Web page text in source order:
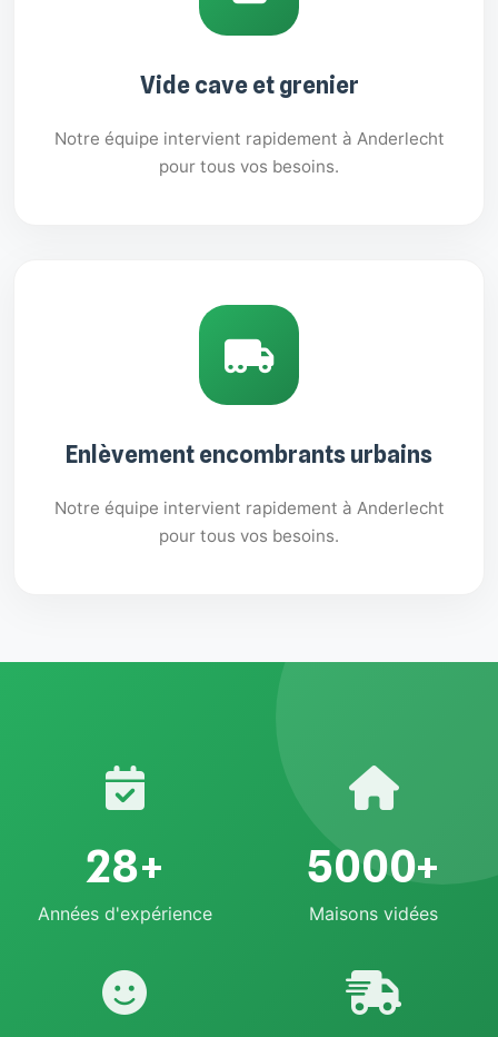
Vide cave et grenier
Notre équipe intervient rapidement à Anderlecht
pour tous vos besoins.
Enlèvement encombrants urbains
Notre équipe intervient rapidement à Anderlecht
pour tous vos besoins.
28+
Années d'expérience
5000+
Maisons vidées